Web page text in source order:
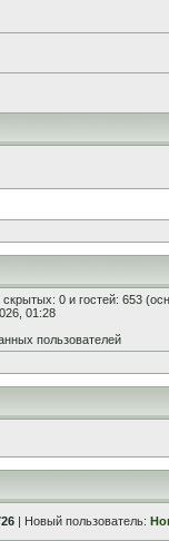
скрытых: 0 и гостей: 653
01:28
пользователей
| Новый пользователь: